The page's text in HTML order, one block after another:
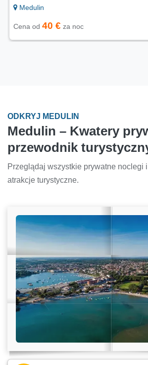
Medulin
Cena od 40 € za noc
ODKRYJ MEDULIN
Medulin – Kwatery
przewodnik
Przeglądaj wszystkie prywatne noclegi
atrakcje turystyczne.